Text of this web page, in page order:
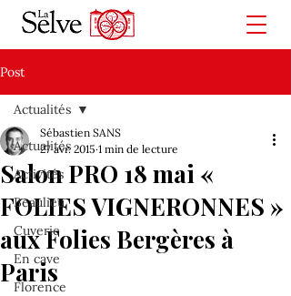
Post
Actualités
Activités
Beaulieu
Cuverie
En cave
Florence
Actualités
Salon PRO 18 mai «
FOLIES VIGNERONNES »
aux Folies Bergères à
Paris
Sébastien SANS
27 avr. 2015 1 min de lecture